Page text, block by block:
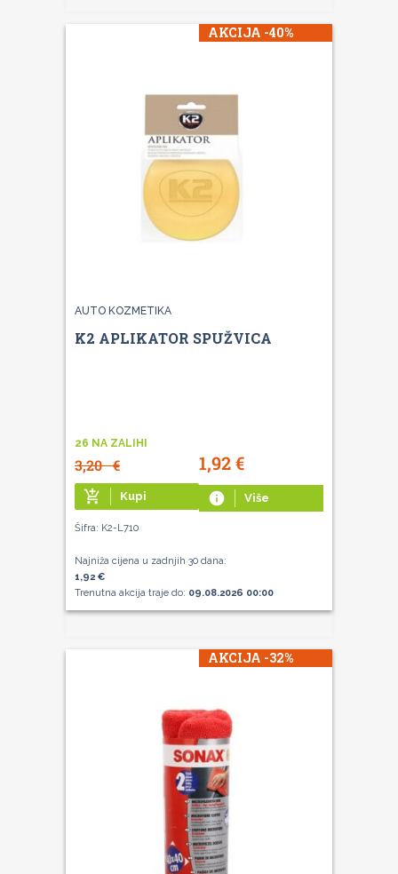
AKCIJA -40%
AUTO KOZMETIKA
K2 APLIKATOR SPUŽVICA
26 NA ZALIHI
3,20€ 1,92€
add_shopping_cart Kupi info Više
Šifra: K2-L710
Najniža cijena u zadnjih 30 dana:
1,92 €
Trenutna akcija traje do: 09.08.2026 00:00
AKCIJA -32%